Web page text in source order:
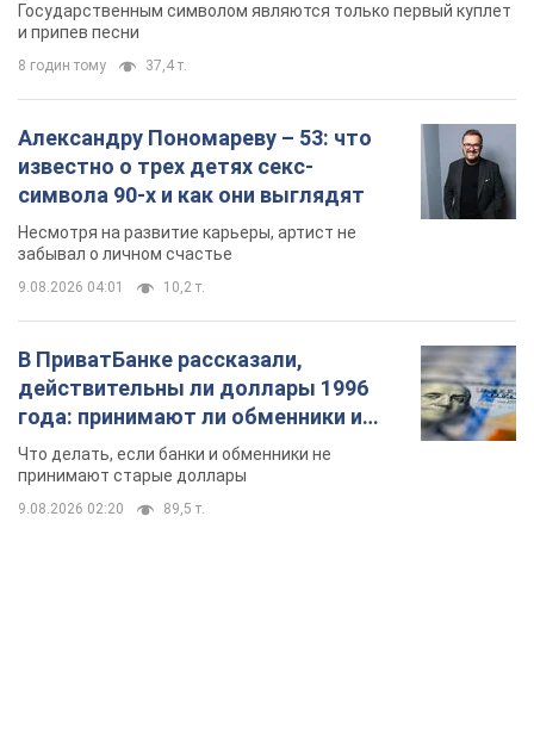
Государственным символом являются только первый куплет
и припев песни
8 годин тому 37,4 т.
Александру Пономареву – 53: что
известно о трех детях секс-
символа 90-х и как они выглядят
Несмотря на развитие карьеры, артист не
забывал о личном счастье
9.08.2026 04:01 10,2 т.
В ПриватБанке рассказали,
действительны ли доллары 1996
года: принимают ли обменники и
банки такие купюры
Что делать, если банки и обменники не
принимают старые доллары
9.08.2026 02:20 89,5 т.